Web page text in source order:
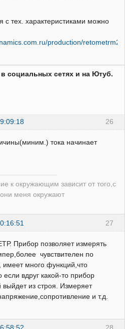
с тех. характеристиками можно
production/retometrm2/
социальных сетях и на Ютуб.
26
тока начинает
к окружающим зависит от того,с
меня окружают
27
Прибор позволяет измерять
чувствителен по
много функций,что
вдруг какой-то прибор
выйдет из строя. Измеряет
и т.д.
28